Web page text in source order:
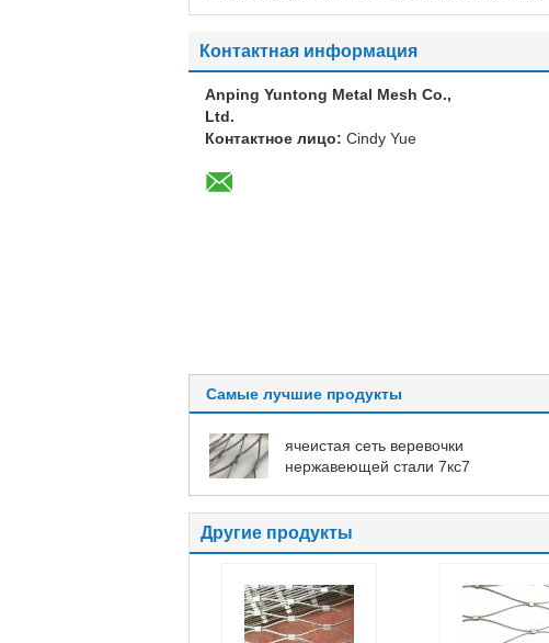
Контактная информация
Anping Yuntong Metal Mesh Co.,
Ltd.
Контактное лицо: Cindy Yue
Самые лучшие продукты
ячеистая сеть веревочки
нержавеющей стали 7кс7
Другие продукты